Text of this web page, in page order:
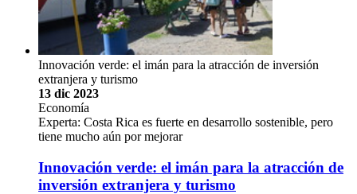
Innovación verde: el imán para la atracción de inversión
extranjera y turismo
13 dic 2023
Economía
Experta: Costa Rica es fuerte en desarrollo sostenible, pero
tiene mucho aún por mejorar
Innovación verde: el imán para la atracción de
inversión extranjera y turismo